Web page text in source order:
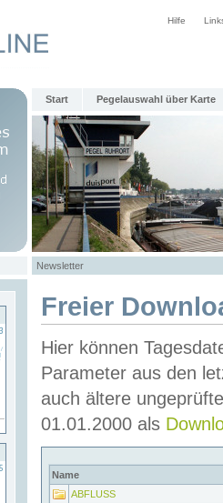
Hilfe
Start Pegelauswahl über Karte
Newsletter
Freier
Hier können
Parameter aus den
auch ältere
01.01.2000 als
Name
ABFLUSS